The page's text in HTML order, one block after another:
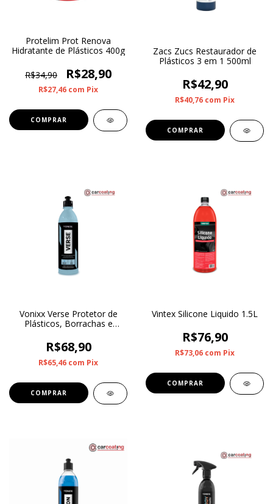
Protelim Prot Renova
Hidratante de Plásticos 400g
R$34,90 R$28,90
R$27,46 com Pix
Zacs Zucs Restaurador de
Plásticos 3 em 1 500ml
R$42,90
R$40,76 com Pix
Vonixx Verse Protetor de
Plásticos, Borrachas e
R$68,90
R$65,46 com Pix
Vintex Silicone Liquido 1.5L
R$76,90
R$73,06 com Pix